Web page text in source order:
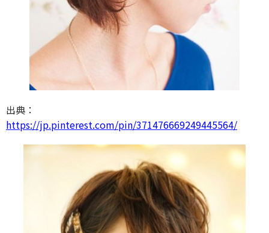
出典：
https://jp.pinterest.com/pin/371476669249445564/